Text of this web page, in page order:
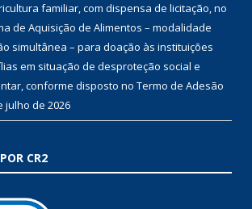
familiar, com dispensa de licitação, no
de Aquisição de Alimentos – modalidade
simultânea – para doação às instituições
em situação de desproteção social e
conforme disposto no Termo de Adesão
julho de 2026
CR2